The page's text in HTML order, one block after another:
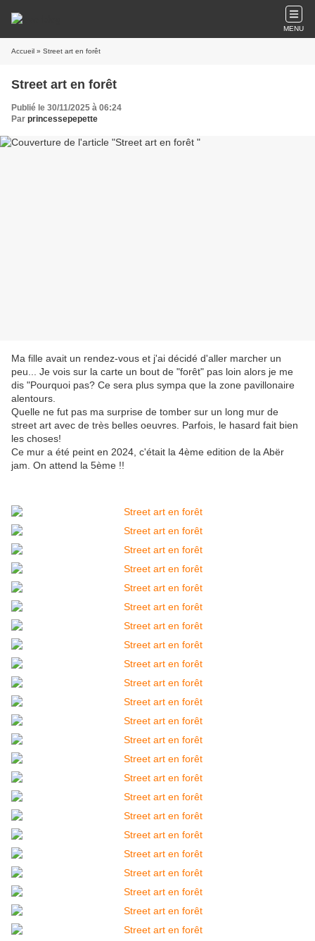
MENU
Accueil » Street art en forêt
Street art en forêt
Publié le 30/11/2025 à 06:24
Par princessepepette
Ma fille avait un rendez-vous et j'ai décidé d'aller marcher un
peu... Je vois sur la carte un bout de "forêt" pas loin alors je me
dis "Pourquoi pas? Ce sera plus sympa que la zone pavillonaire
alentours.
Quelle ne fut pas ma surprise de tomber sur un long mur de
street art avec de très belles oeuvres. Parfois, le hasard fait bien
les choses!
Ce mur a été peint en 2024, c'était la 4ème edition de la Abër
jam. On attend la 5ème !!